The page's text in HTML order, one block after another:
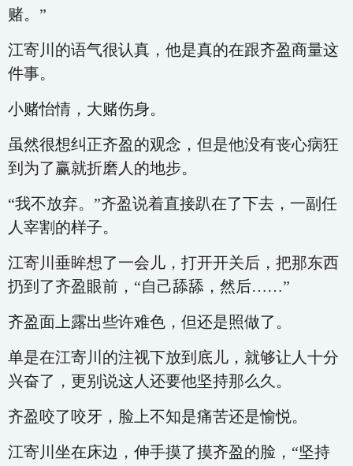
赌。”
江寄川的语气很认真，他是真的在跟齐盈商量这
件事。
小赌怡情，大赌伤身。
虽然很想纠正齐盈的观念，但是他没有丧心病狂
到为了赢就折磨人的地步。
“我不放弃。”齐盈说着直接趴在了下去，一副任
人宰割的样子。
江寄川垂眸想了一会儿，打开开关后，把那东西
扔到了齐盈眼前，“自己舔舔，然后……”
齐盈面上露出些许难色，但还是照做了。
单是在江寄川的注视下放到底儿，就够让人十分
兴奋了，更别说这人还要他坚持那么久。
齐盈咬了咬牙，脸上不知是痛苦还是愉悦。
江寄川坐在床边，伸手摸了摸齐盈的脸，“坚持